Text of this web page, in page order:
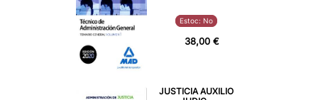
Estoc: No
38,00 €
JUSTICIA AUXILIO